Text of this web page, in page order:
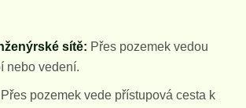
sítě: Přes pozemek vedou
nebo vedení.
Přes pozemek vede přístupová cesta k